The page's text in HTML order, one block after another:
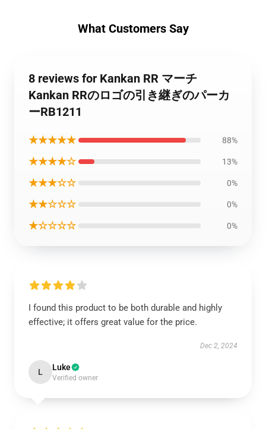
What Customers Say
8 reviews for Kankan RR マーチ
Kankan RRのロゴの引き継ぎのパーカ
ーRB1211
★★★★★ 88%
★★★★☆ 13%
★★★☆☆ 0%
★★☆☆☆ 0%
★☆☆☆☆ 0%
I found this product to be both durable and highly
effective; it offers great value for the price.
Dec 2, 2024
L Luke
Verified owner